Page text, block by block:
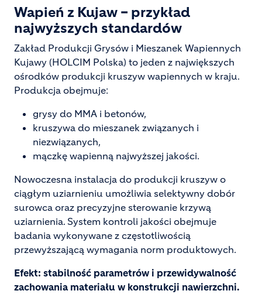
Wapień z Kujaw – przykład
najwyższych standardów
Zakład Produkcji Grysów i Mieszanek Wapiennych
Kujawy (HOLCIM Polska) to jeden z największych
ośrodków produkcji kruszyw wapiennych w kraju.
Produkcja obejmuje:
grysy do MMA i betonów,
kruszywa do mieszanek związanych i
niezwiązanych,
mączkę wapienną najwyższej jakości.
Nowoczesna instalacja do produkcji kruszyw o
ciągłym uziarnieniu umożliwia selektywny dobór
surowca oraz precyzyjne sterowanie krzywą
uziarnienia. System kontroli jakości obejmuje
badania wykonywane z częstotliwością
przewyższającą wymagania norm produktowych.
Efekt: stabilność parametrów i przewidywalność
zachowania materiału w konstrukcji nawierzchni.